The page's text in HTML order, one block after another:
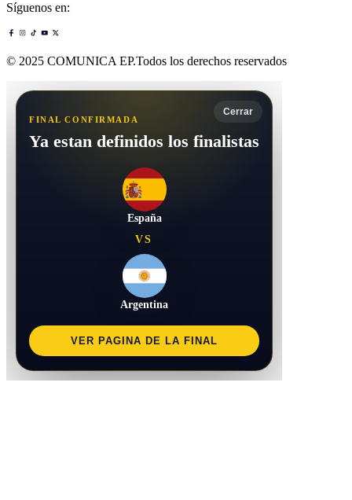
Síguenos en:
© 2025 COMUNICA EP.Todos los derechos reservados
Cerrar
FINAL CONFIRMADA
Ya estan definidos los finalistas
España
VS
Argentina
VER PAGINA DE LA FINAL